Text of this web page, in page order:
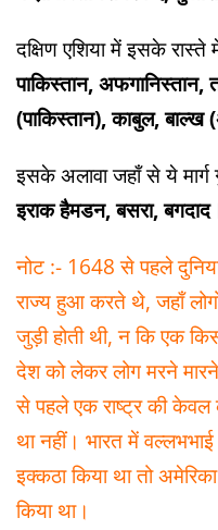
दक्षिण एशिया में इसके
पाकिस्तान, अफगानिस्तान,
(पाकिस्तान), काबुल, बाल्ख
इसके अलावा जहाँ से ये
इराक हैमडन, बसरा,
नोट :- 1648 से पहले
राज्य हुआ करते थे, जहाँ
जुड़ी होती थी, न कि एक
देश को लेकर लोग मरने
से पहले एक राष्ट्र की केवल
था नहीं। भारत में
इक्कठा किया था तो
किया था।